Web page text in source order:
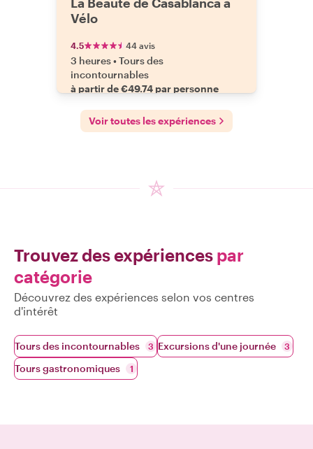
Vélo
4.5 44 avis
3 heures•Tours des
incontournables
à partir de €49.74 par personne
Voir toutes les expériences
Trouvez des expériences par
catégorie
Découvrez des expériences selon vos centres
d'intérêt
Tours des incontournables 3 Excursions d'une journée 3
Tours gastronomiques 1